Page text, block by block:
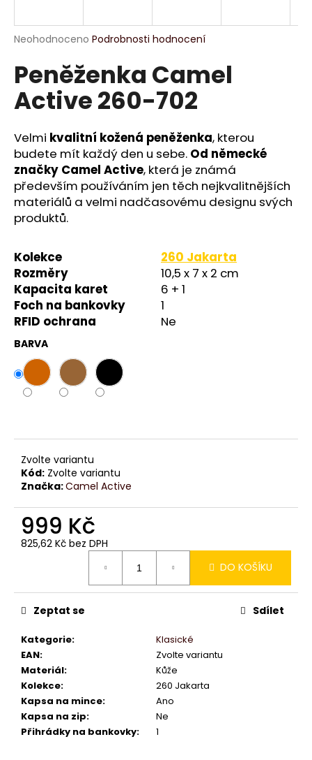
Průměrné
produktu
je
0,0
z
hvězdiček.
Neohodnoceno Podrobnosti hodnocení
Peněženka Camel
Active 260-702
Velmi kvalitní kožená peněženka, kterou
budete mít každý den u sebe. Od německé
značky Camel Active, která je známá
především používáním jen těch nejkvalitnějších
materiálů a velmi nadčasovému designu svých
produktů.
Kolekce
260 Jakarta
Rozměry
10,5 x 7 x 2 cm
Kapacita karet
6 + 1
Foch na bankovky
1
RFID ochrana
Ne
BARVA
Zvolte variantu
Kód: Zvolte variantu
Značka:Camel Active
999 Kč
825,62 Kč bez DPH
DO KOŠÍKU
Kategorie:
Klasické
EAN:
Zvolte variantu
Materiál:
Kůže
Kolekce:
260 Jakarta
Kapsa na mince:
Ano
Kapsa na zip:
Ne
Přihrádky na bankovky: 1
Zeptat se Sdílet
j
t
?
HLEDAT
D
p
o
r
u
č
u
j
m